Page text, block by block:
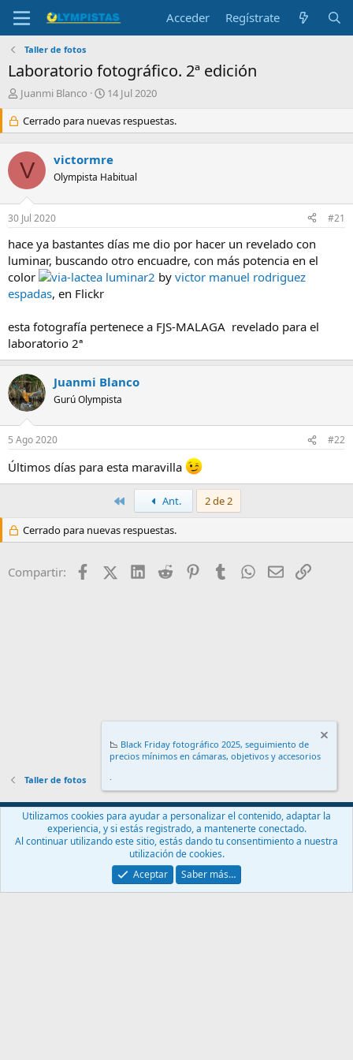
Acceder Regístrate
Taller de fotos
Laboratorio fotográfico. 2ª edición
I
c
i
a
d
o
r
d
l
t
e
m
a
Juanmi Blanco
F
c
h
d
e
n
i
o
14 Jul 2020
Cerrado para nuevas respuestas.
V victormre
Olympista Habitual
30 Jul 2020 #21
hace ya bastantes días me dio por hacer un revelado con
luminar, buscando otro encuadre, con más potencia en el
color
via-lactea luminar2 by victor manuel rodriguez
espadas, en Flickr
esta fotografía pertenece a FJS-MALAGA revelado para el
laboratorio 2ª
Juanmi Blanco
Gurú Olympista
5 Ago 2020 #22
Últimos días para esta maravilla
PrimeroAnt. 2 de 2
Cerrado para nuevas respuestas.
Compartir: FacebookX (Twitter)
LinkedIn
Reddit PinterestTumblr WhatsApp
EmailEnlace
Taller de fotos
Español (ES)
Contáctanos
Términos y reglas Política de privacidad
Ayuda
Community platform by XenForo® © 2010-2024 XenForo Ltd.
📉 Black Friday fotográfico 2025, seguimiento de
precios mínimos en cámaras, objetivos y accesorios
.
Utilizamos cookies para ayudar a personalizar el contenido, adaptar la
experiencia, y si estás registrado, a mantenerte conectado.
Al continuar utilizando este sitio, estás dando tu consentimiento a nuestra
utilización de cookies.
Aceptar
Saber más…